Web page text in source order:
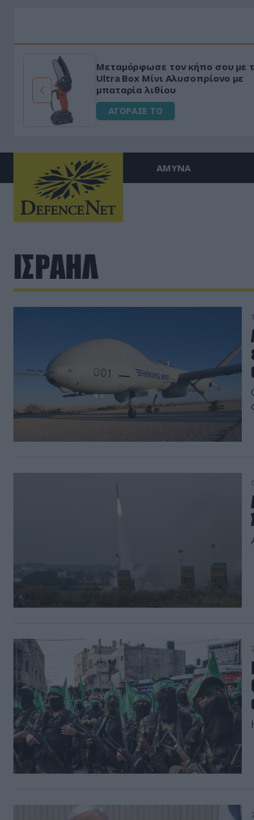
Μεταμόρφωσε τον κήπο σου με
Ultra Box Μίνι Αλυσοπρίονο με
μπαταρία λιθίου
ΑΓΟΡΑΣΕ ΤΟ
ΑΜΥΝΑ
ΙΣΡΑΗΛ